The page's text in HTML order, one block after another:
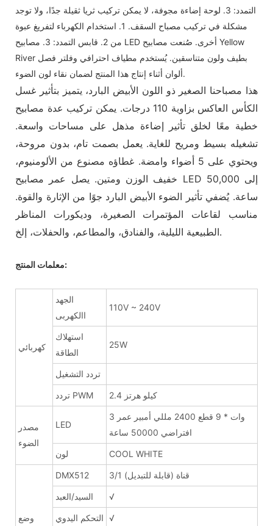
التمدد: 3. لوحة إضاءة مجوفة، لا يمكن تركيب ثريا ثقيلة جدًا، ولا توجد
مشكلة في تركيب مصباح السقف. 1. استخدام الكهرباء لتفريغ عبوة
من 2. قابس التمدد: 3. مصابيح LED أخرى. صُنعت مصابيح Yellow
River بطيف ولون متناسقين. يُستخدم مطياف احترافي وفلتر فصل
ألوان أثناء إنتاج هذا المنتج لضمان نقاء لون الضوء.
هذا مصباحنا الصغير ذو اللون الأبيض البارد، يتميز بتأثير غسل
الكأس العاكس بزاوية 110 درجات. يمكن تركيب عدة مصابيح
خطية معًا لخلق تأثير إضاءة مذهل على مساحات واسعة.
تشغيله بسيط ومريح للغاية. يعمل بصمت تام، بدون مروحة،
ويحتوي على 5 أضواء وامضة. غطاؤه مصنوع من الألومنيوم،
خفيف الوزن ومتين. يصل عمر مصابيح LED إلى 50,000
ساعة. يُضفي تأثير الضوء الأبيض البارد جوًا من الإثارة والقوة.
مناسب لقاعات المؤتمرات الصغيرة، وديكورات المناظر
الطبيعية الليلية، والفنادق، والمطاعم، والحفلات، إلخ.
معلمات المنتج:
كهربائي
الجهد
االكهربى
110V ~ 240V
استهلاك
الطاقة
25W
تردد التشغيل
تردد PWM 2.4 كيلو هرتز
مصدر
الضوء
LED
3 وات * 9 قطع 2400 مللي أمبير عمر
افتراضي 50000 ساعة
لون COOL WHITE
وضع
DMX512 3/1 قناة (قابلة للتبديل)
السيد/العبد √
التحكم اليدوي √